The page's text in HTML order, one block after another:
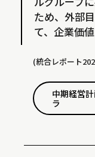
ため、外部
て、企業価
(統合レポート
中期経営
ラ